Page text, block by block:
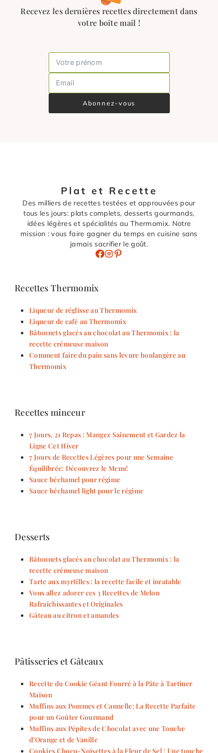
Recevez les dernières recettes directement dans
votre boîte mail !
Abonnez-vous
Plat et Recette
Des milliers de recettes testées et approuvées pour
tous les jours: plats complets, desserts gourmands,
idées légères et spécialités au Thermomix. Notre
mission : vous faire gagner du temps en cuisine sans
jamais sacrifier le goût.
Recettes Thermomix
Liqueur de réglisse au Thermomix
Liqueur de café au Thermomix
Bâtonnets glacés au chocolat au Thermomix : la
recette crémeuse maison
Comment faire du pain sans levure boulangère au
Thermomix
Recettes minceur
7 Jours, 21 Repas : Mangez Sainement et Gardez la
Ligne Cet Hiver
7 Jours de Recettes Légères pour une Semaine
Équilibrée: Découvrez le Menu!
Sauce béchamel pour régime
Sauce béchamel light pour le régime
Desserts
Bâtonnets glacés au chocolat au Thermomix : la
recette crémeuse maison
Tarte aux myrtilles : la recette facile et inratable
Vous allez adorer ces 3 Recettes de Melon
Rafraîchissantes et Originales
Gâteau au citron et amandes
Pâtisseries et Gâteaux
Recette du Cookie Géant Fourré à la Pâte à Tartiner
Maison
Muffins aux Pommes et Cannelle: La Recette Parfaite
pour un Goûter Gourmand
Muffins aux Pépites de Chocolat avec une Touche
d’Orange et de Vanille
Cookies Choco-Noisettes à la Fleur de Sel : Une touche